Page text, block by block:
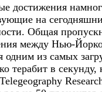
достижения
на
Общая
между Нью-
одним из самых
терабит в